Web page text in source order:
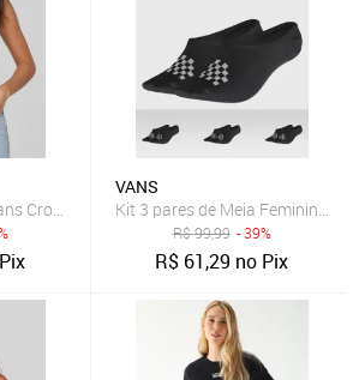
Cropped Retro Fitted Preta
VANS
Kit 3 pares de Meia Feminina
R$99,99 - 39%
R$ 61,29 no Pix